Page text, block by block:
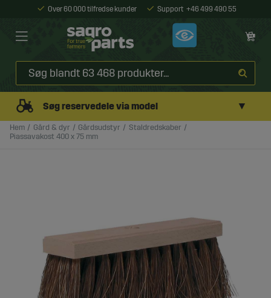
Over 60 000 tilfredse kunder Support +46 499 490 55
Søg reservedele via model ▼
Hem Gård & dyr Gårdsudstyr
Staldredskaber
Piassavakost 400 x 75 mm